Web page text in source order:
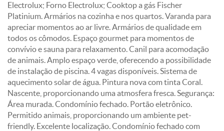
Electrolux; Forno Electrolux; Cooktop a gás Fischer
Platinium. Armários na cozinha e nos quartos. Varanda para
apreciar momentos ao ar livre. Armários de qualidade em
todos os cômodos. Espaço gourmet para momentos de
convívio e sauna para relaxamento. Canil para acomodação
de animais. Amplo espaço verde, oferecendo a possibilidade
de instalação de piscina. 4 vagas disponíveis. Sistema de
aquecimento solar de água. Pintura nova com tinta Coral.
Nascente, proporcionando uma atmosfera fresca. Segurança:
Área murada. Condomínio fechado. Portão eletrônico.
Permitido animais, proporcionando um ambiente pet-
friendly. Excelente localização. Condomínio fechado com